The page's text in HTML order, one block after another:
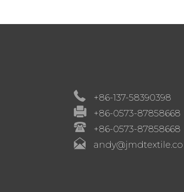
+86-137-58390398
+86-0573-87858668
+86-0573-87858668